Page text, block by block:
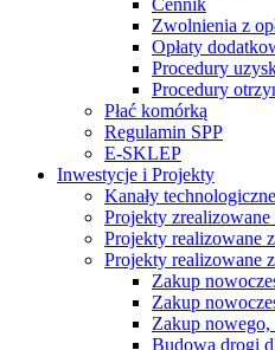
Zwolnienia z
Opłaty
Procedury
Procedury
Płać komórką
Regulamin SPP
E-SKLEP
Inwestycje i Projekty
Kanały technologiczne
Projekty
Projekty realizowane
Projekty realizowane
Zakup
Zakup
Zakup
Budowa drogi